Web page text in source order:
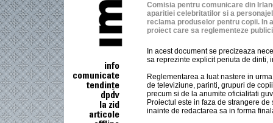
Comisia pentru comunicare din
aparitiei celebritatilor si a
reclama produselor pentru copii. In
proiect care sa reglementeze
In acest document se precizeaza
sa reprezinte explicit periuta de dinti,
Reglementarea a luat nastere in
de televiziune, parinti, grupuri de
precum si de la anumite oficialitati
Proiectul este in faza de strangere
inainte de redactarea sa in forma